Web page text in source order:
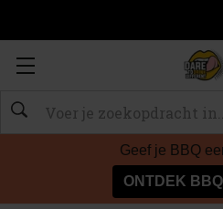
Zoeken
Geef je BBQ
ONTDEK